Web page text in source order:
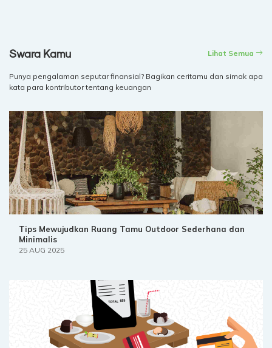
Swara Kamu Lihat Semua
Punya pengalaman seputar finansial? Bagikan ceritamu dan simak apa
kata para kontributor tentang keuangan
Tips Mewujudkan Ruang Tamu Outdoor Sederhana dan
Minimalis
25 AUG 2025